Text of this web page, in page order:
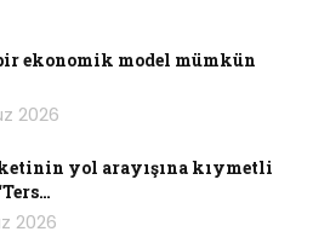
ekonomik model mümkün
2026
yol arayışına kıymetli
2026